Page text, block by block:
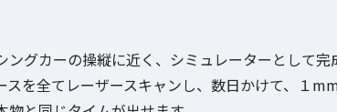
ングカーの操縦に近く、シミュレーターとして
スを全てレーザースキャンし、数日かけて、１